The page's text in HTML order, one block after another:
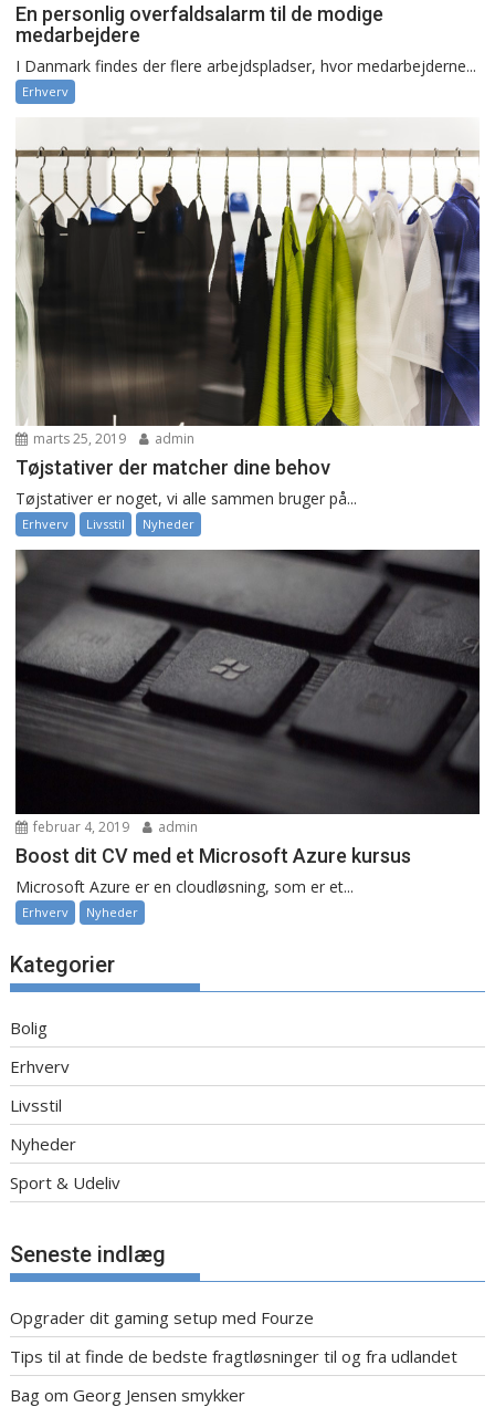
En personlig overfaldsalarm til de modige
medarbejdere
I Danmark findes der flere arbejdspladser, hvor medarbejderne...
Erhverv
marts 25, 2019 admin
Tøjstativer der matcher dine behov
Tøjstativer er noget, vi alle sammen bruger på...
Erhverv Livsstil Nyheder
februar 4, 2019 admin
Boost dit CV med et Microsoft Azure kursus
Microsoft Azure er en cloudløsning, som er et...
Erhverv Nyheder
Kategorier
Bolig
Erhverv
Livsstil
Nyheder
Sport & Udeliv
Seneste indlæg
Opgrader dit gaming setup med Fourze
Tips til at finde de bedste fragtløsninger til og fra udlandet
Bag om Georg Jensen smykker